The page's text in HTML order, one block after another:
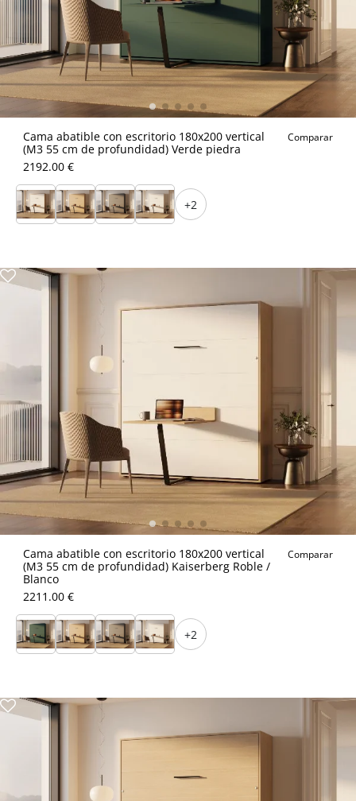
Cama abatible con escritorio 180x200 vertical
(M3 55 cm de profundidad) Verde piedra
Comparar
2192.00 €
+2
Cama abatible con escritorio 180x200 vertical
(M3 55 cm de profundidad) Kaiserberg Roble /
Blanco
Comparar
2211.00 €
+2